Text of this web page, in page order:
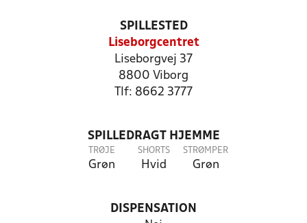
SPILLESTED
Liseborgcentret
Liseborgvej 37
8800 Viborg
Tlf: 8662 3777
SPILLEDRAGT HJEMME
TRØJE
Grøn
SHORTS
Hvid
STRØMPER
Grøn
DISPENSATION